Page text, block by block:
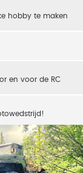
hobby te maken
en voor de RC